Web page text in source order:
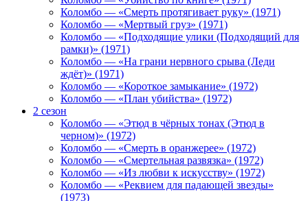
Коломбо — «Смерть протягивает руку» (1971)
Коломбо — «Мертвый груз» (1971)
Коломбо — «Подходящие улики (Подходящий для
рамки)» (1971)
Коломбо — «На грани нервного срыва (Леди
ждёт)» (1971)
Коломбо — «Короткое замыкание» (1972)
Коломбо — «План убийства» (1972)
2 сезон
Коломбо — «Этюд в чёрных тонах (Этюд в
черном)» (1972)
Коломбо — «Смерть в оранжерее» (1972)
Коломбо — «Смертельная развязка» (1972)
Коломбо — «Из любви к искусству» (1972)
Коломбо — «Реквием для падающей звезды»
(1973)